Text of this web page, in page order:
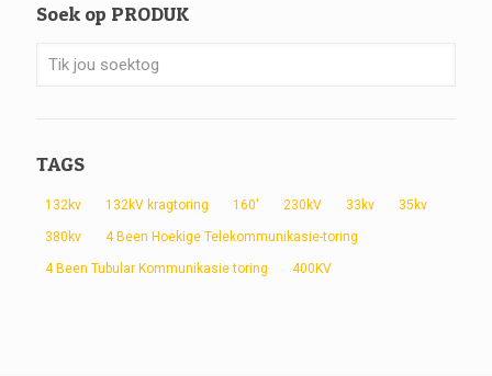
Soek op PRODUK
TAGS
132kv 132kV kragtoring 160' 230kV 33kv 35kv
380kv 4 Been Hoekige Telekommunikasie-toring
4 Been Tubular Kommunikasie toring 400KV